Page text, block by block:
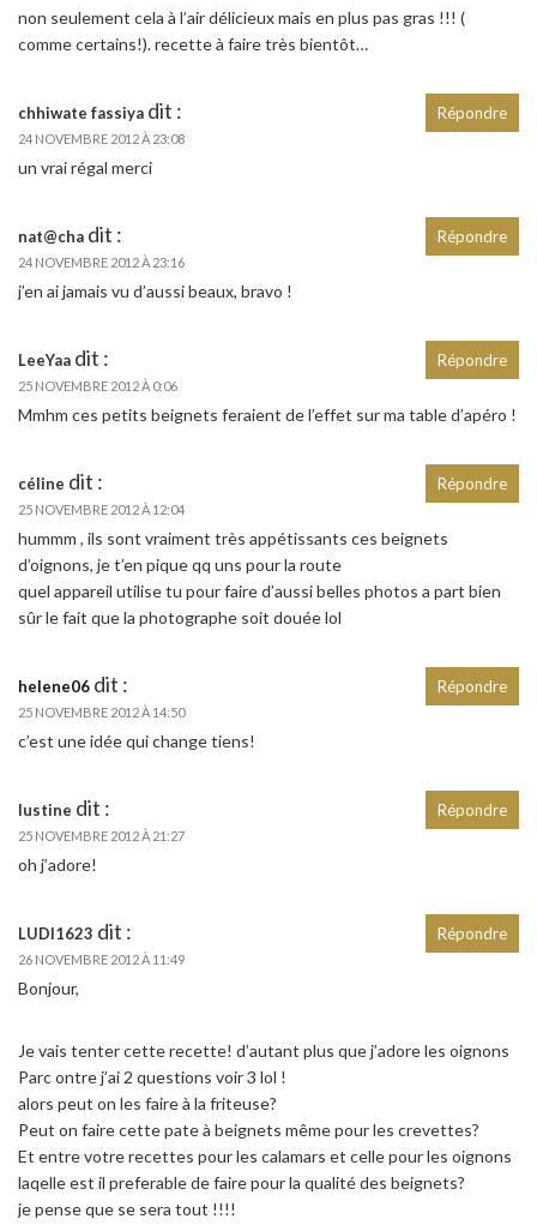
non seulement cela à l’air délicieux mais en plus pas gras !!! (
comme certains!). recette à faire très bientôt…
chhiwate fassiya dit :
24 NOVEMBRE 2012 À 23:08
un vrai régal merci
Répondre
nat@cha dit :
24 NOVEMBRE 2012 À 23:16
j’en ai jamais vu d’aussi beaux, bravo !
Répondre
LeeYaa dit :
25 NOVEMBRE 2012 À 0:06
Mmhm ces petits beignets feraient de l’effet sur ma table d’apéro !
Répondre
céline dit :
25 NOVEMBRE 2012 À 12:04
hummm , ils sont vraiment très appétissants ces beignets
d’oignons, je t’en pique qq uns pour la route
quel appareil utilise tu pour faire d’aussi belles photos a part bien
sûr le fait que la photographe soit douée lol
Répondre
helene06 dit :
25 NOVEMBRE 2012 À 14:50
c’est une idée qui change tiens!
Répondre
lustine dit :
25 NOVEMBRE 2012 À 21:27
oh j’adore!
Répondre
LUDI1623 dit :
26 NOVEMBRE 2012 À 11:49
Bonjour,
Je vais tenter cette recette! d’autant plus que j’adore les oignons
Parc ontre j’ai 2 questions voir 3 lol !
alors peut on les faire à la friteuse?
Peut on faire cette pate à beignets même pour les crevettes?
Et entre votre recettes pour les calamars et celle pour les oignons
laqelle est il preferable de faire pour la qualité des beignets?
je pense que se sera tout !!!!
Répondre